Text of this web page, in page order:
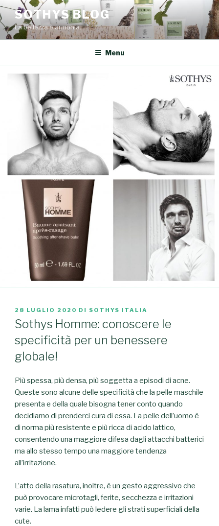
Salta
al
contenuto
SOTHYS BLOG
La bellezza è armonia.
Menu
PUBBLICATO
IL
28 LUGLIO 2020 DI SOTHYS ITALIA
Sothys Homme: conoscere le
specificità per un benessere
globale!
Più spessa, più densa, più soggetta a episodi di acne.
Queste sono alcune delle specificità che la pelle maschile
presenta e della quale bisogna tener conto quando
decidiamo di prenderci cura di essa. La pelle dell’uomo è
di norma più resistente e più ricca di acido lattico,
consentendo una maggiore difesa dagli attacchi batterici
ma allo stesso tempo una maggiore tendenza
all’irritazione.
L’atto della rasatura, inoltre, è un gesto aggressivo che
può provocare microtagli, ferite, secchezza e irritazioni
varie. La lama infatti può ledere gli strati superficiali della
cute.